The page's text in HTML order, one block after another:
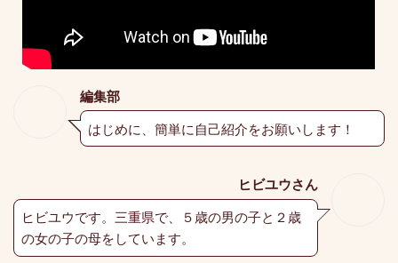
編集部
はじめに、簡単に自己紹介をお願いします！
ヒビユウさん
ヒビユウです。三重県で、５歳の男の子と２歳
の女の子の母をしています。